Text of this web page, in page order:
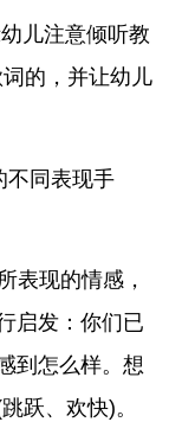
儿注意倾听教
的，并让幼儿
不同表现手
表现的情感，
启发：你们已
到怎么样。想
跃、欢快)。